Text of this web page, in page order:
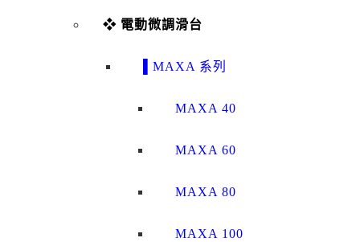
❖ 電動微調滑台
▌MAXA 系列
MAXA 40
MAXA 60
MAXA 80
MAXA 100